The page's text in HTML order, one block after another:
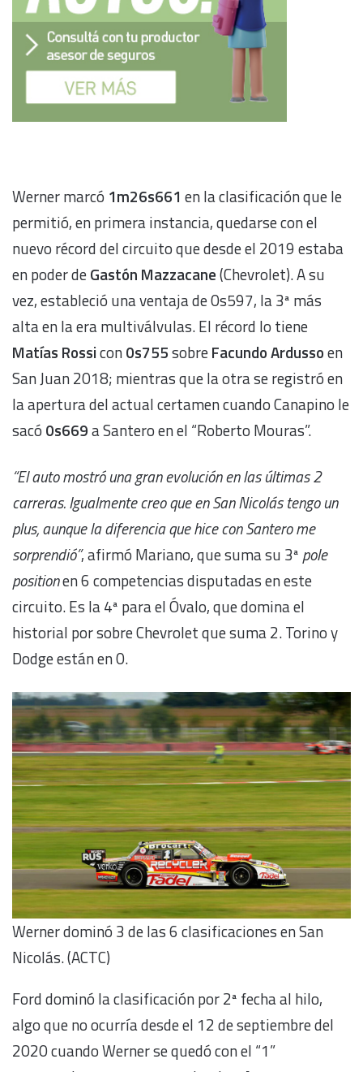
Werner marcó 1m26s661 en la clasificación que le
permitió, en primera instancia, quedarse con el
nuevo récord del circuito que desde el 2019 estaba
en poder deGastón Mazzacane(Chevrolet). A su
vez, estableció una ventaja de 0s597, la 3ª más
alta en la era multiválvulas. El récord lo tiene
Matías Rossicon0s755sobreFacundo Ardussoen
San Juan 2018; mientras que la otra se registró en
la apertura del actual certamen cuando Canapino le
sacó 0s669a Santero en el “Roberto Mouras”.
“El auto mostró una gran evolución en las últimas 2
carreras. Igualmente creo que en San Nicolás tengo un
plus, aunque la diferencia que hice con Santero me
sorprendió”, afirmó Mariano, que suma su 3ª pole
positionen 6 competencias disputadas en este
circuito. Es la 4ª para el Óvalo, que domina el
historial por sobre Chevrolet que suma 2. Torino y
Dodge están en 0.
Werner dominó 3 de las 6 clasificaciones en San
Nicolás. (ACTC)
Ford dominó la clasificación por 2ª fecha al hilo,
algo que no ocurría desde el 12 de septiembre del
2020 cuando Werner se quedó con el “1”